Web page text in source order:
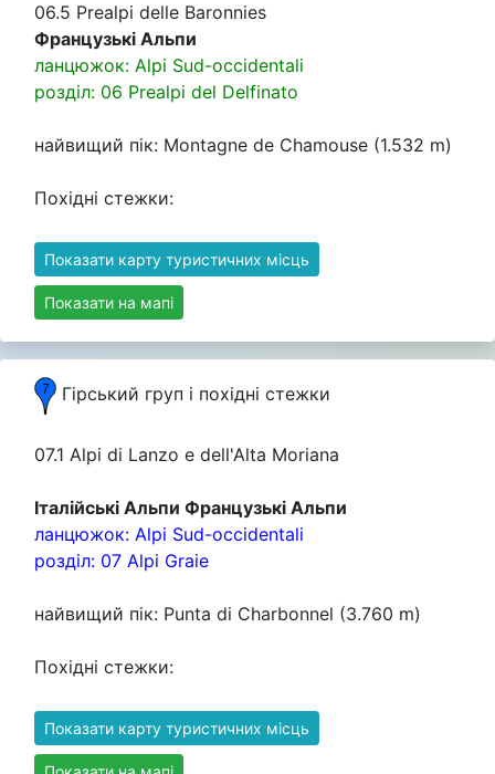
06.5 Prealpi delle Baronnies
Французькі Альпи
ланцюжок: Alpi Sud-occidentali
розділ: 06 Prealpi del Delfinato
найвищий пік: Montagne de Chamouse (1.532 m)
Похідні стежки:
Показати карту туристичних місць
Показати на мапі
Гірський груп i похідні стежки
07.1 Alpi di Lanzo e dell'Alta Moriana
Італійські Альпи Французькі Альпи
ланцюжок: Alpi Sud-occidentali
розділ: 07 Alpi Graie
найвищий пік: Punta di Charbonnel (3.760 m)
Похідні стежки:
Показати карту туристичних місць